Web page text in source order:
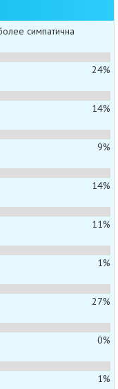
симпатична
24%
14%
9%
14%
11%
1%
27%
0%
1%